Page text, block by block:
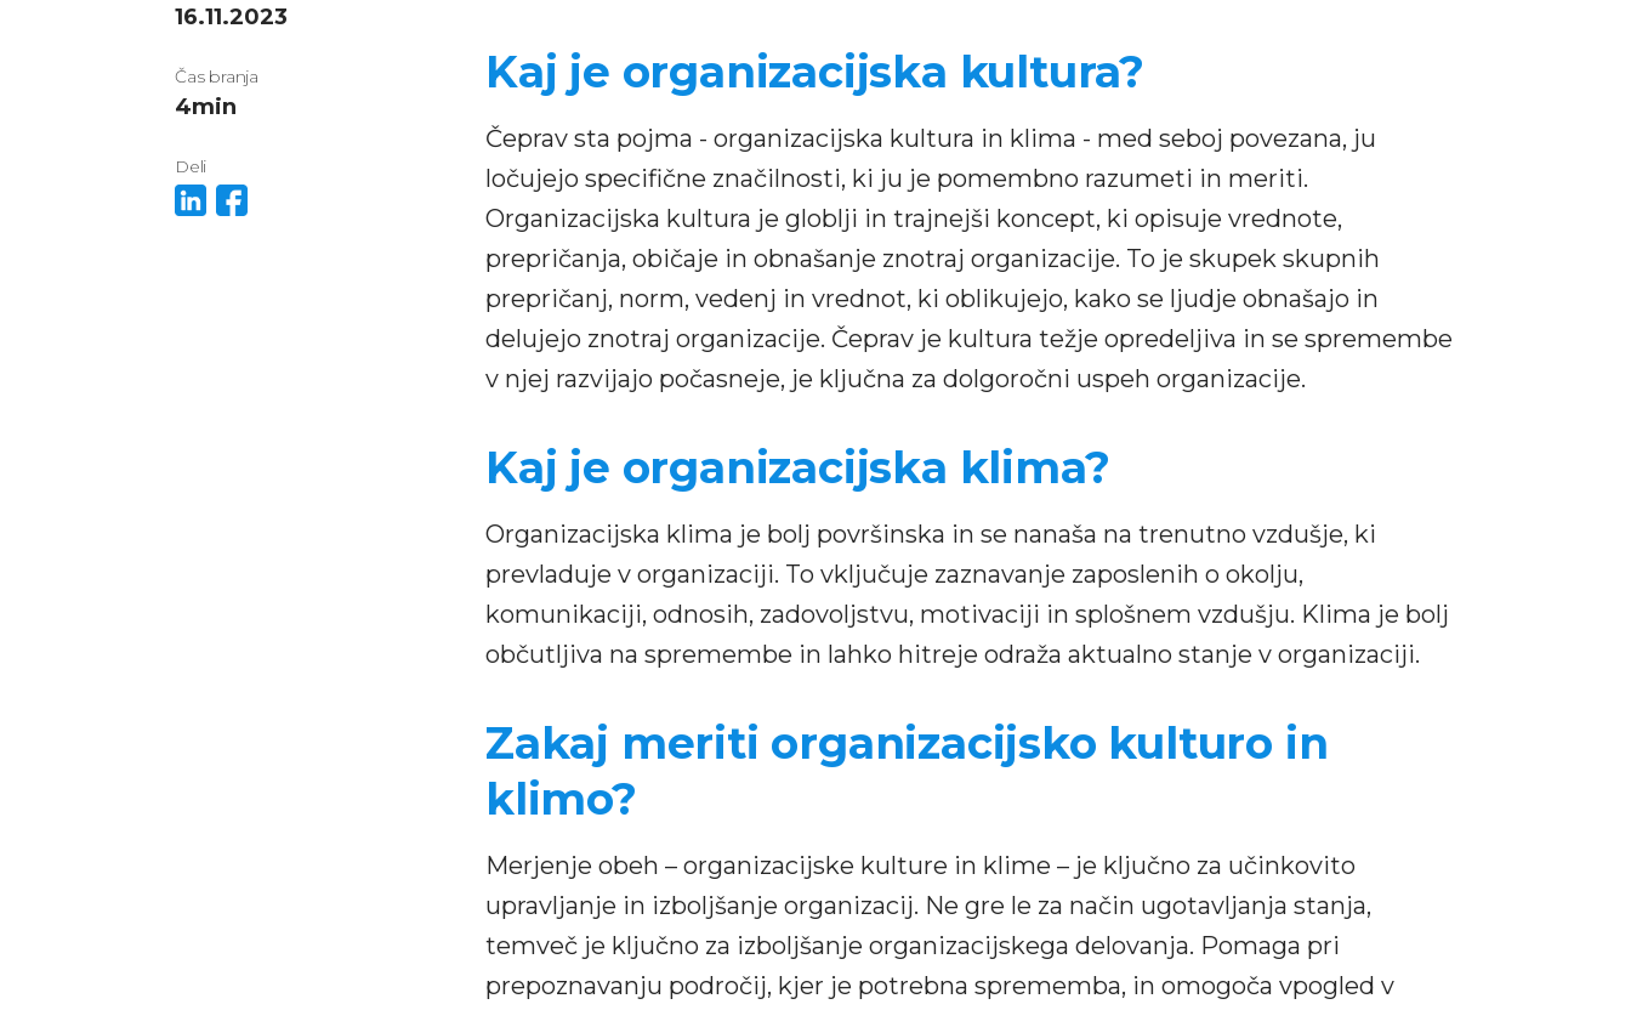
16.11.2023
Čas branja
4min
Deli
Kaj je organizacijska kultura?
Čeprav sta pojma - organizacijska kultura in klima - med seboj povezana, ju
ločujejo specifične značilnosti, ki ju je pomembno razumeti in meriti.
Organizacijska kultura je globlji in trajnejši koncept, ki opisuje vrednote,
prepričanja, običaje in obnašanje znotraj organizacije. To je skupek skupnih
prepričanj, norm, vedenj in vrednot, ki oblikujejo, kako se ljudje obnašajo in
delujejo znotraj organizacije. Čeprav je kultura težje opredeljiva in se spremembe
v njej razvijajo počasneje, je ključna za dolgoročni uspeh organizacije.
Kaj je organizacijska klima?
Organizacijska klima je bolj površinska in se nanaša na trenutno vzdušje, ki
prevladuje v organizaciji. To vključuje zaznavanje zaposlenih o okolju,
komunikaciji, odnosih, zadovoljstvu, motivaciji in splošnem vzdušju. Klima je bolj
občutljiva na spremembe in lahko hitreje odraža aktualno stanje v organizaciji.
Zakaj meriti organizacijsko kulturo in
klimo?
Merjenje obeh – organizacijske kulture in klime – je ključno za učinkovito
upravljanje in izboljšanje organizacij. Ne gre le za način ugotavljanja stanja,
temveč je ključno za izboljšanje organizacijskega delovanja. Pomaga pri
prepoznavanju področij, kjer je potrebna sprememba, in omogoča vpogled v